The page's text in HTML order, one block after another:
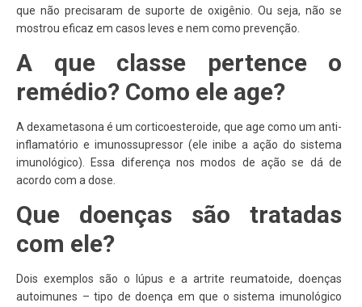
que não precisaram de suporte de oxigênio. Ou seja, não se
mostrou eficaz em casos leves e nem como prevenção.
A que classe pertence o
remédio? Como ele age?
A dexametasona é um corticoesteroide, que age como um anti-
inflamatório e imunossupressor (ele inibe a ação do sistema
imunológico). Essa diferença nos modos de ação se dá de
acordo com a dose.
Que doenças são tratadas
com ele?
Dois exemplos são o lúpus e a artrite reumatoide, doenças
autoimunes – tipo de doença em que o sistema imunológico